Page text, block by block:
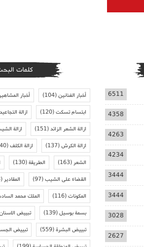
6511
4358
4263
4234
3444
3444
3028
2627
كلمات
أخبار الفنانين(104) أخبار
ابتسام تسكت(120) ازالة التجاعيد
ازالة الشعر الزائد(151) ازالة
ازالة الكرش(137) ازالة الكلف(140)
الشعر(163) الطريقة(130)
القضاء على الشيب(97) المقادير(223)
المكونات(116) الملك محمد
بسمة بوسيل(139) تبييض
تبييض البشرة(559) تبييض